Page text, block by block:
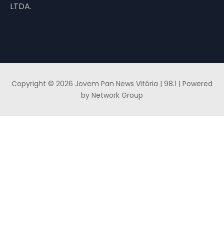
LTDA.
Copyright © 2026 Jovem Pan News Vitória | 98.1 | Powered
by Network Group